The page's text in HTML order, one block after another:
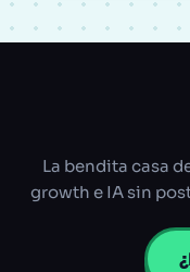
La bendita casa
growth e IA sin